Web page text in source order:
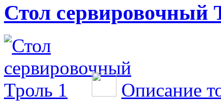
Стол сервировочный
Описание